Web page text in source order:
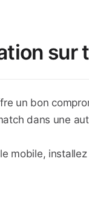
sur
un bon
dans une
mobile,